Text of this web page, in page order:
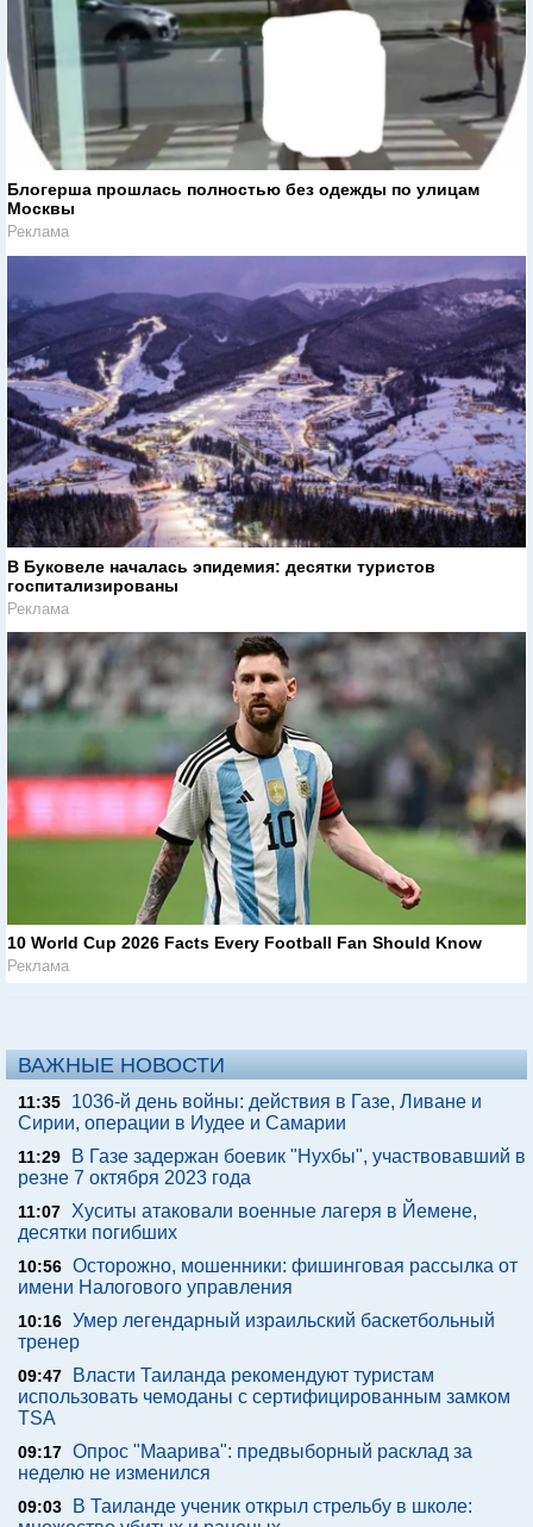
Блогерша прошлась полностью без одежды по улицам
Москвы
Реклама
В Буковеле началась эпидемия: десятки туристов
госпитализированы
Реклама
10 World Cup 2026 Facts Every Football Fan Should Know
Реклама
ВАЖНЫЕ НОВОСТИ
11:35
1036-й день войны: действия в Газе, Ливане и
Сирии, операции в Иудее и Самарии
11:29
В Газе задержан боевик "Нухбы", участвовавший в
резне 7 октября 2023 года
11:07 Хуситы атаковали военные лагеря в Йемене,
десятки погибших
10:56 Осторожно, мошенники: фишинговая рассылка от
имени Налогового управления
10:16 Умер легендарный израильский баскетбольный
тренер
09:47
Власти Таиланда рекомендуют туристам
использовать чемоданы с сертифицированным замком
TSA
09:17 Опрос "Mаарива": предвыборный расклад за
неделю не изменился
09:03
В Таиланде ученик открыл стрельбу в школе: